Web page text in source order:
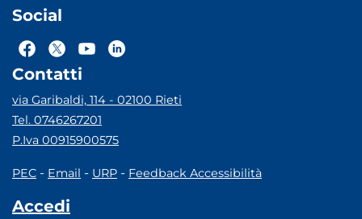
Social
Contatti
via Garibaldi, 114 - 02100 Rieti
Tel. 0746267201
P.Iva 00915900575
PEC - Email - URP - Feedback Accessibilità
Accedi